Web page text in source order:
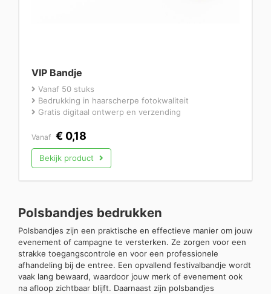
VIP Bandje
Vanaf 50 stuks
Bedrukking in haarscherpe fotokwaliteit
Gratis digitaal ontwerp en verzending
Vanaf € 0,18
Bekijk product
Polsbandjes bedrukken
Polsbandjes zijn een praktische en effectieve manier om jouw
evenement of campagne te versterken. Ze zorgen voor een
strakke toegangscontrole en voor een professionele
afhandeling bij de entree. Een opvallend festivalbandje wordt
vaak lang bewaard, waardoor jouw merk of evenement ook
na afloop zichtbaar blijft. Daarnaast zijn polsbandjes